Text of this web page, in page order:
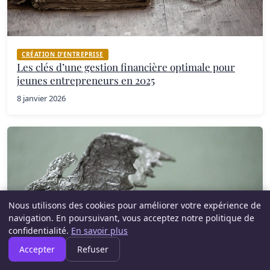
CRÉATION D’ENTREPRISE
Les clés d’une gestion financière optimale pour
jeunes entrepreneurs en 2025
8 janvier 2026
Nous utilisons des cookies pour améliorer votre expérience de
navigation. En poursuivant, vous acceptez notre politique de
confidentialité. En savoir plus
Accepter
Refuser